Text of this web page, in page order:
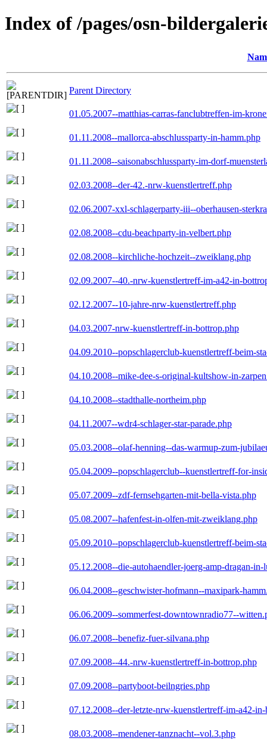
Index of /pages/osn-
Parent Directory
01.05.2007--matthias-carras-fanclubtreffen-im-
01.11.2008--mallorca-abschlussparty-in-hamm.php
01.11.2008--saisonabschlussparty-im-dorf-
02.03.2008--der-42.-nrw-kuenstlertreff.php
02.06.2007-xxl-schlagerparty-iii--oberhausen-
02.08.2008--cdu-beachparty-in-velbert.php
02.08.2008--kirchliche-hochzeit--zweiklang.php
02.09.2007--40.-nrw-kuenstlertreff-im-a42-in-
02.12.2007--10-jahre-nrw-kuenstlertreff.php
04.03.2007-nrw-kuenstlertreff-in-bottrop.php
04.09.2010--popschlagerclub-kuenstlertreff-beim-
04.10.2008--mike-dee-s-original-kultshow-in-
04.10.2008--stadthalle-northeim.php
04.11.2007--wdr4-schlager-star-parade.php
05.03.2008--olaf-henning--das-warmup-zum-
05.04.2009--popschlagerclub--kuenstlertreff-for-
05.07.2009--zdf-fernsehgarten-mit-bella-vista.php
05.08.2007--hafenfest-in-olfen-mit-zweiklang.php
05.09.2010--popschlagerclub-kuenstlertreff-beim-
05.12.2008--die-autohaendler-joerg-amp-dragan-in-
06.04.2008--geschwister-hofmann--maxipark-
06.06.2009--sommerfest-downtownradio77--
06.07.2008--benefiz-fuer-silvana.php
07.09.2008--44.-nrw-kuenstlertreff-in-bottrop.php
07.09.2008--partyboot-beilngries.php
07.12.2008--der-letzte-nrw-kuenstlertreff-im-a42-
08.03.2008--mendener-tanznacht--vol.3.php